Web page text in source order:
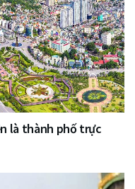
là thành phố trực